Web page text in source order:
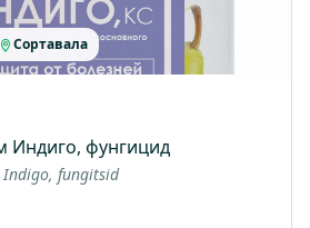
Сортавала
Индиго, фунгицид
Indigo, fungitsid